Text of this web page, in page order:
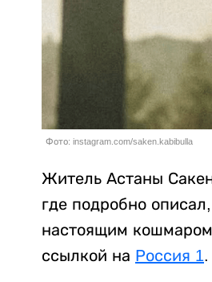
Фото: instagram.com/saken.kabibulla
Житель Астаны
где подробно
настоящим
ссылкой на Россия 1.